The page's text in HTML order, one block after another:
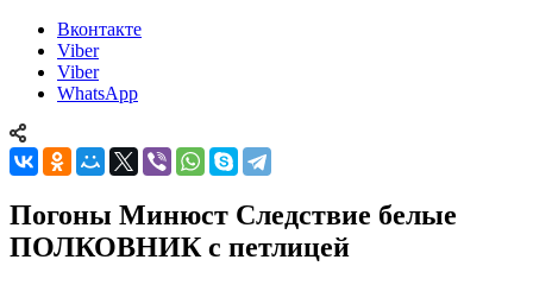
Вконтакте
Viber
Viber
WhatsApp
Погоны Минюст Следствие белые
ПОЛКОВНИК с петлицей